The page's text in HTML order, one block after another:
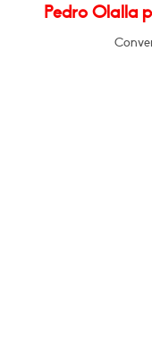
Pedro Olalla